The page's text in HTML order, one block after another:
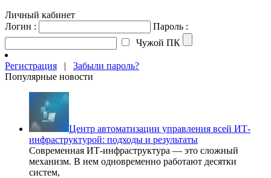
Личный кабинет
Логин :
Пароль :
Чужой ПК
Регистрация | Забыли пароль?
Популярные новости
Центр автоматизации управления всей ИТ-
инфраструктурой: подходы и результаты
Современная ИТ-инфраструктура — это сложный
механизм. В нем одновременно работают десятки
систем,